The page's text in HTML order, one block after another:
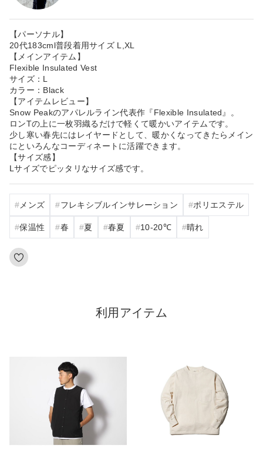
【パーソナル】
20代183cml普段着用サイズ L,XL
【メインアイテム】
Flexible Insulated Vest
サイズ：L
カラー：Black
【アイテムレビュー】
Snow Peakのアパレルライン代表作『Flexible Insulated』。
ロンTの上に一枚羽織るだけで軽くて暖かいアイテムです。
少し寒い春先にはレイヤードとして、暖かくなってきたらメイン
にといろんなコーディネートに活躍できます。
【サイズ感】
Lサイズでピッタリなサイズ感です。
メンズ フレキシブルインサレーション ポリエステル
保温性 春 夏 春夏 10‐20℃ 晴れ
利用アイテム